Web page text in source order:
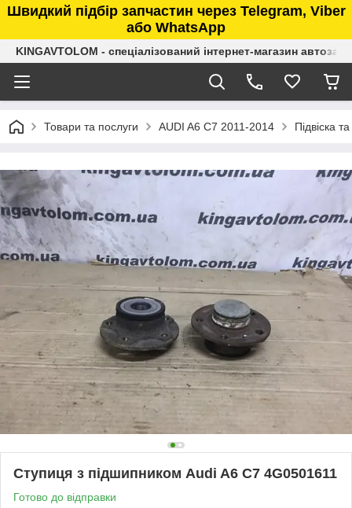
Швидкий підбір запчастин через Telegram, Viber
або WhatsApp
KINGAVTOLOM - спеціалізований інтернет-магазин
Товари та послуги AUDI A6 C7 2011-2014 Підвіска
Ступиця з підшипником Audi A6 C7 4G0501611
Готово до відправки